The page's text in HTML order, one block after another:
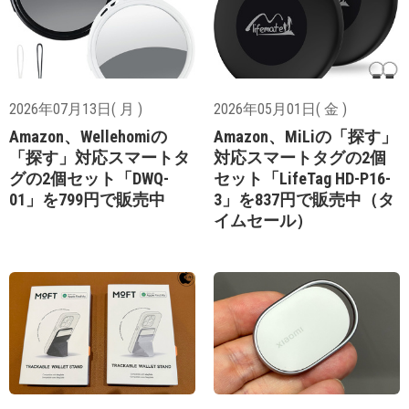
2026年07月13日( 月 )
Amazon、Wellehomiの
「探す」対応スマートタ
グの2個セット「DWQ-
01」を799円で販売中
2026年05月01日( 金 )
Amazon、MiLiの「探す」
対応スマートタグの2個
セット「LifeTag HD-P16-
3」を837円で販売中（タ
イムセール）